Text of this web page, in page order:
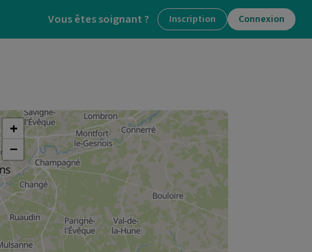
Vous êtes soignant ? Inscription Connexion
+
−